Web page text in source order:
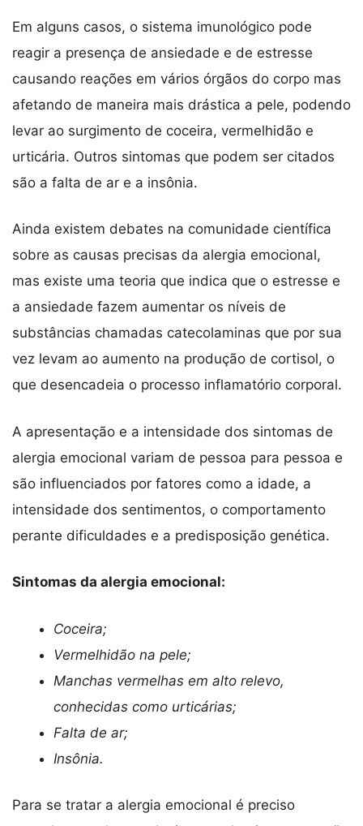
Em alguns casos, o sistema imunológico pode
reagir a presença de ansiedade e de estresse
causando reações em vários órgãos do corpo mas
afetando de maneira mais drástica a pele, podendo
levar ao surgimento de coceira, vermelhidão e
urticária. Outros sintomas que podem ser citados
são a falta de ar e a insônia.
Ainda existem debates na comunidade científica
sobre as causas precisas da alergia emocional,
mas existe uma teoria que indica que o estresse e
a ansiedade fazem aumentar os níveis de
substâncias chamadas catecolaminas que por sua
vez levam ao aumento na produção de cortisol, o
que desencadeia o processo inflamatório corporal.
A apresentação e a intensidade dos sintomas de
alergia emocional variam de pessoa para pessoa e
são influenciados por fatores como a idade, a
intensidade dos sentimentos, o comportamento
perante dificuldades e a predisposição genética.
Sintomas da alergia emocional:
Coceira;
Vermelhidão na pele;
Manchas vermelhas em alto relevo,
conhecidas como urticárias;
Falta de ar;
Insônia.
Para se tratar a alergia emocional é preciso